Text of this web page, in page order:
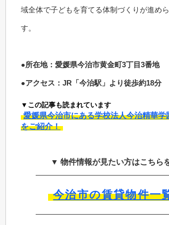
域全体で子どもを育てる体制づくりが進め
す。
●所在地：愛媛県今治市黄金町3丁目3番地
●アクセス：JR「今治駅」より徒歩約18分
▼この記事も読まれています
愛媛県今治市にある学校法人今治精華学
をご紹介！
▼ 物件情報が見たい方はこちら
今治市の賃貸物件一